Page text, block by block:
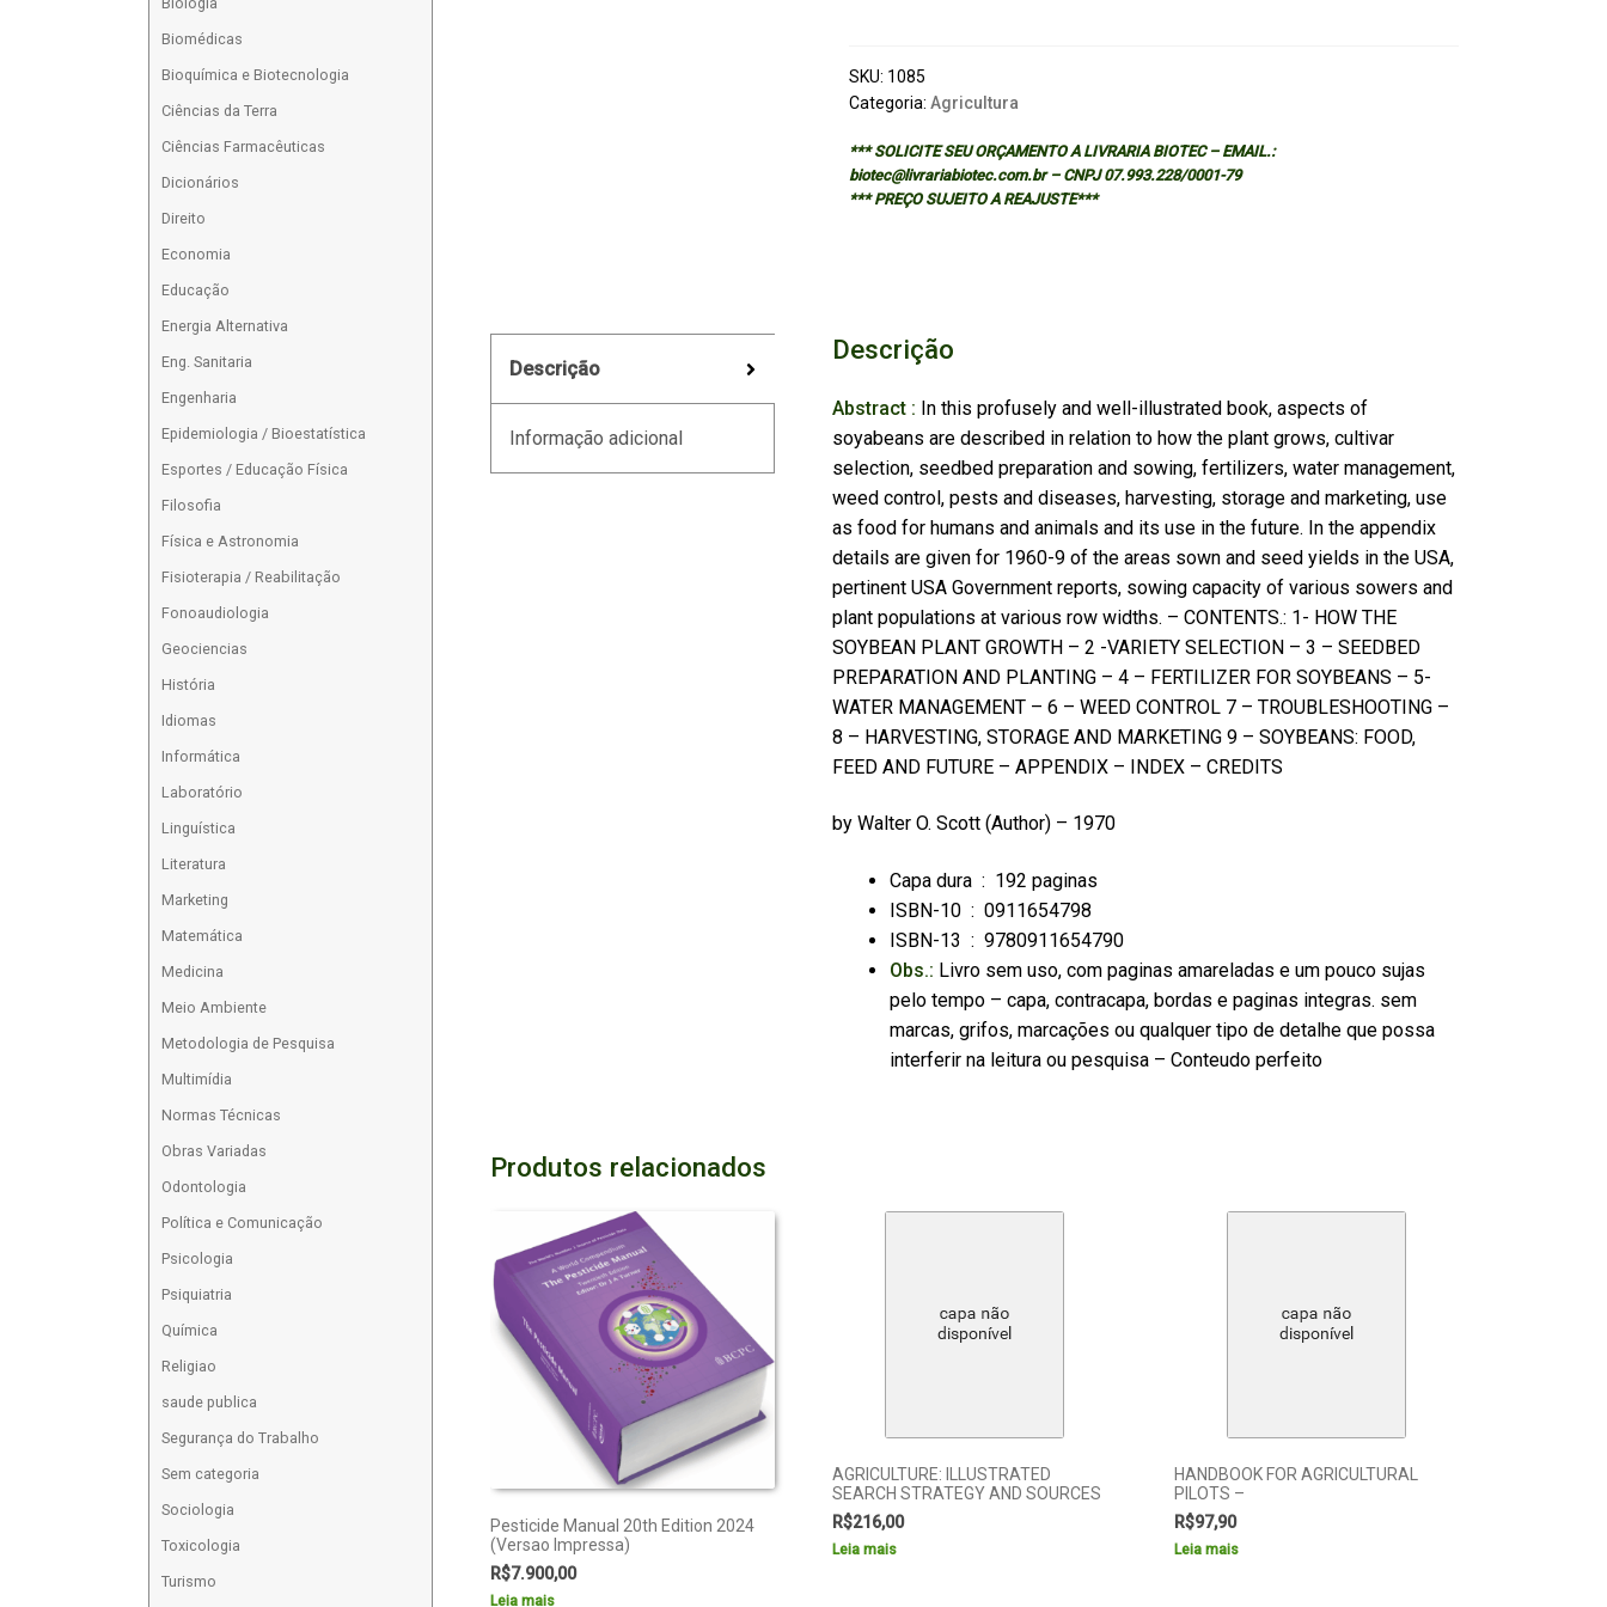
SKU: 1085
Categoria: Agricultura
*** SOLICITE SEU ORÇAMENTO A LIVRARIA BIOTEC – EMAIL.:
biotec@livrariabiotec.com.br – CNPJ 07.993.228/0001-79
*** PREÇO SUJEITO A REAJUSTE***
Descrição
Informação adicional
Descrição
Abstract : In this profusely and well-illustrated book, aspects of
soyabeans are described in relation to how the plant grows, cultivar
selection, seedbed preparation and sowing, fertilizers, water management,
weed control, pests and diseases, harvesting, storage and marketing, use
as food for humans and animals and its use in the future. In the appendix
details are given for 1960-9 of the areas sown and seed yields in the USA,
pertinent USA Government reports, sowing capacity of various sowers and
plant populations at various row widths. – CONTENTS.: 1- HOW THE
SOYBEAN PLANT GROWTH – 2 -VARIETY SELECTION – 3 – SEEDBED
PREPARATION AND PLANTING – 4 – FERTILIZER FOR SOYBEANS – 5-
WATER MANAGEMENT – 6 – WEED CONTROL 7 – TROUBLESHOOTING –
8 – HARVESTING, STORAGE AND MARKETING 9 – SOYBEANS: FOOD,
FEED AND FUTURE – APPENDIX – INDEX – CREDITS
by Walter O. Scott (Author) – 1970
Capa dura ‏ : ‎ 192 paginas
ISBN-10 ‏ : ‎ 0911654798
ISBN-13 ‏ : ‎ 9780911654790
Obs.: Livro sem uso, com paginas amareladas e um pouco sujas
pelo tempo – capa, contracapa, bordas e paginas integras. sem
marcas, grifos, marcações ou qualquer tipo de detalhe que possa
interferir na leitura ou pesquisa – Conteudo perfeito
Produtos relacionados
Pesticide Manual 20th Edition 2024
(Versao Impressa)
R$7.900,00
Leia mais
AGRICULTURE: ILLUSTRATED
SEARCH STRATEGY AND SOURCES
R$216,00
Leia mais
HANDBOOK FOR AGRICULTURAL
PILOTS –
R$97,90
Leia mais
Biomédicas
Bioquímica e Biotecnologia
Ciências da Terra
Ciências Farmacêuticas
Dicionários
Direito
Economia
Educação
Energia Alternativa
Eng. Sanitaria
Engenharia
Epidemiologia / Bioestatística
Esportes / Educação Física
Filosofia
Física e Astronomia
Fisioterapia / Reabilitação
Fonoaudiologia
Geociencias
História
Idiomas
Informática
Laboratório
Linguística
Literatura
Marketing
Matemática
Medicina
Meio Ambiente
Metodologia de Pesquisa
Multimídia
Normas Técnicas
Obras Variadas
Odontologia
Política e Comunicação
Psicologia
Psiquiatria
Química
Religiao
saude publica
Segurança do Trabalho
Sem categoria
Sociologia
Toxicologia
Turismo